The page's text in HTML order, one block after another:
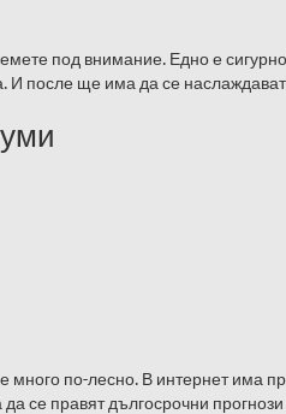
под внимание. Едно е
И после ще има да се
много по-лесно. В интернет има
се правят дългосрочни